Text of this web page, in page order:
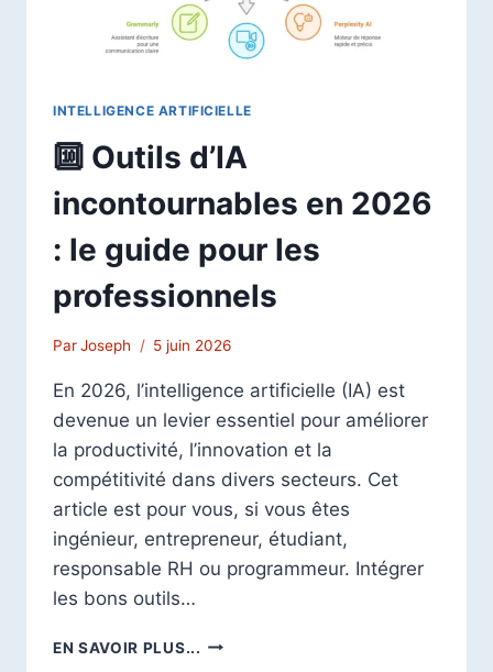
INTELLIGENCE ARTIFICIELLE
🔟 Outils d’IA
incontournables en 2026
: le guide pour les
professionnels
ParJoseph 5 juin 2026
En 2026, l’intelligence artificielle (IA) est
devenue un levier essentiel pour améliorer
la productivité, l’innovation et la
compétitivité dans divers secteurs. Cet
article est pour vous, si vous êtes
ingénieur, entrepreneur, étudiant,
responsable RH ou programmeur. Intégrer
les bons outils…
EN SAVOIR PLUS... 🔟